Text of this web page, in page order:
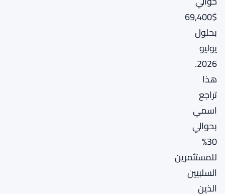
$69,400
بحلول
يوليو
2026.
هذا
تراجع
اسمي
بحوالي
30%
للمستثمرين
السلبيين
الذين